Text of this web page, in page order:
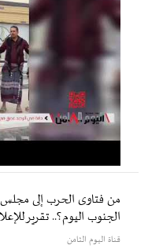
من فتاوى الحرب إلى مجلس
الجنوب اليوم؟.. تقرير
قناة اليوم الثامن